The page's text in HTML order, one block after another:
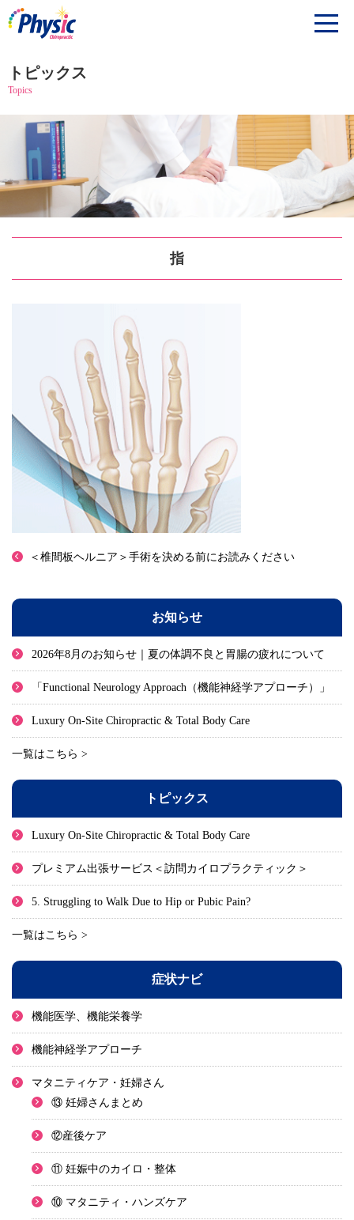
トピックス
Topics
指
＜椎間板ヘルニア＞手術を決める前にお読みください
お知らせ
2026年8月のお知らせ｜夏の体調不良と胃腸の疲れについて
「Functional Neurology Approach（機能神経学アプローチ）」
Luxury On-Site Chiropractic & Total Body Care
一覧はこちら >
トピックス
Luxury On-Site Chiropractic & Total Body Care
プレミアム出張サービス＜訪問カイロプラクティック＞
5. Struggling to Walk Due to Hip or Pubic Pain?
一覧はこちら >
症状ナビ
機能医学、機能栄養学
機能神経学アプローチ
マタニティケア・妊婦さん
⑬ 妊婦さんまとめ
⑫産後ケア
⑪ 妊娠中のカイロ・整体
⑩ マタニティ・ハンズケア